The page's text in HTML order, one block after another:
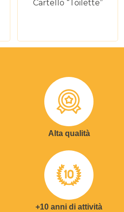
Cartello “Toilette”
Alta qualità
+10 anni di attività